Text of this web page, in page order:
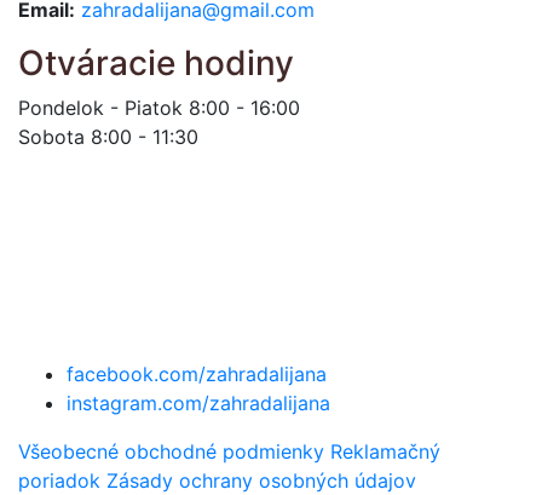
Email: zahradalijana@gmail.com
Otváracie hodiny
Pondelok - Piatok 8:00 - 16:00
Sobota 8:00 - 11:30
facebook.com/zahradalijana
instagram.com/zahradalijana
Všeobecné obchodné podmienky Reklamačný
poriadok Zásady ochrany osobných údajov